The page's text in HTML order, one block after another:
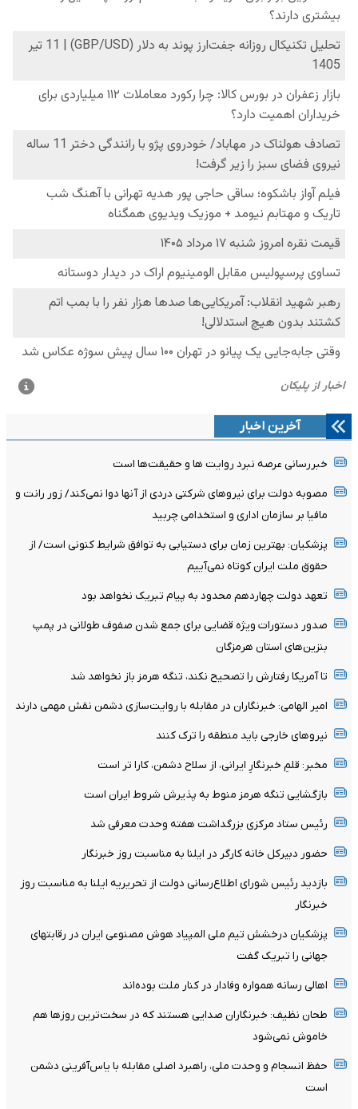
آخرین اخبار
خبررسانی عرصه نبرد روایت ها و حقیقت‌ها است
مصوبه دولت برای نیروهای شرکتی دردی از آنها دوا نمی‌کند/ زور رانت و
مافیا بر سازمان اداری و استخدامی چربید
پزشکیان‌: بهترین زمان برای دستیابی به توافق شرایط کنونی است/ از
حقوق ملت ایران کوتاه نمی‌آییم
تعهد دولت چهاردهم محدود به پیام تبریک نخواهد بود
صدور دستورات ویژه قضایی برای جمع شدن صفوف طولانی در پمپ
بنزین‌های استان هرمزگان
تا آمریکا رفتارش را تصحیح نکند، تنگه هرمز باز نخواهد شد
امیر الهامی: خبرنگاران در مقابله با روایت‌سازی دشمن نقش مهمی دارند
نیرو‌های خارجی باید منطقه را ترک کنند
مخبر: قلمِ خبرنگارِ ایرانی، از سلاح دشمن، کارا تر است
بازگشایی تنگه هرمز منوط به پذیرش شروط ایران است
رئیس ستاد مرکزی بزرگداشت هفته وحدت معرفی شد
حضور دبیرکل خانه کارگر در ایلنا به مناسبت روز خبرنگار
بازدید رئیس شورای اطلاع‌رسانی دولت از تحریریه ایلنا به مناسبت روز
خبرنگار
پزشکیان درخشش تیم ملی المپیاد هوش مصنوعی ایران در رقابتهای
جهانی را تبریک گفت
اهالی رسانه همواره وفادار در کنار ملت بوده‌اند
طحان نظیف: خبرنگاران صدایی هستند که در سخت‌ترین روزها هم
خاموش نمی‌شود
حفظ انسجام و وحدت ملی، راهبرد اصلی مقابله با یاس‌آفرینی دشمن
است